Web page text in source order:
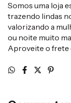
Somos uma loja
trazendo lindas
valorizando a
ou noite muito
Aproveite o frete